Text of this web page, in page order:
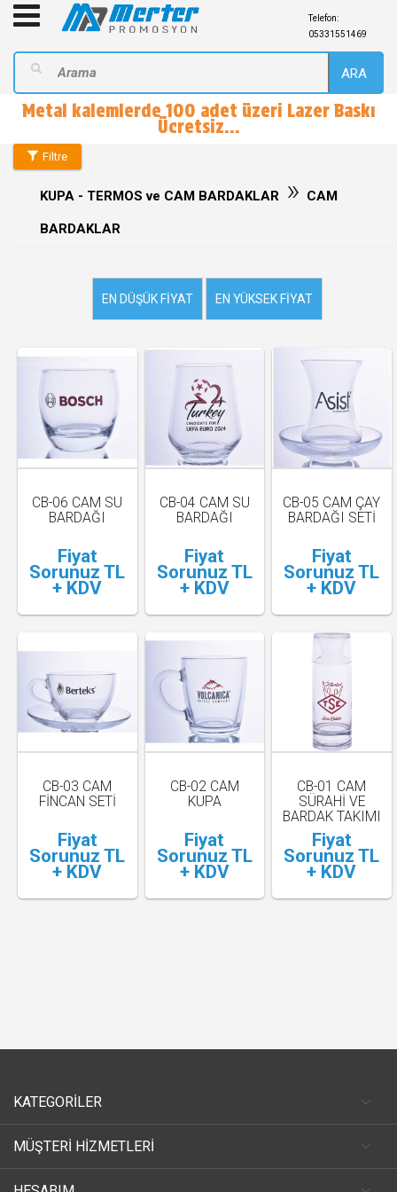
Telefon:
05331551469
ARA
Metal kalemlerde 100 adet üzeri Lazer Baskı
Ücretsiz...
Filtre
KUPA - TERMOS ve CAM BARDAKLAR » CAM
BARDAKLAR
EN DÜŞÜK FIYAT EN YÜKSEK FIYAT
CB-06 CAM SU
BARDAĞI
Fiyat
Sorunuz TL
+ KDV
CB-04 CAM SU
BARDAĞI
Fiyat
Sorunuz TL
+ KDV
CB-05 CAM ÇAY
BARDAĞI SETI
Fiyat
Sorunuz TL
+ KDV
CB-03 CAM
FINCAN SETI
Fiyat
Sorunuz TL
+ KDV
CB-02 CAM
KUPA
Fiyat
Sorunuz TL
+ KDV
CB-01 CAM
SÜRAHI VE
BARDAK TAKIMI
Fiyat
Sorunuz TL
+ KDV
KATEGORİLER
MÜŞTERİ HİZMETLERİ